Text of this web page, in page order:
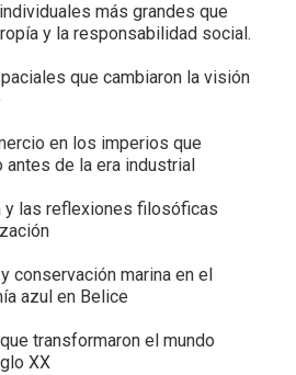
más grandes que
y la responsabilidad social.
que cambiaron la visión
en los imperios que
antes de la era industrial
y las reflexiones filosóficas
conservación marina en el
azul en Belice
transformaron el mundo
XX